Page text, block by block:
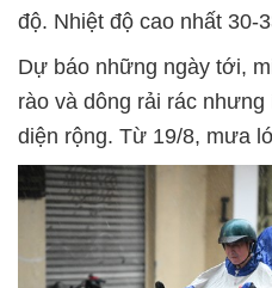
độ. Nhiệt độ cao nhất 30-
Dự báo những ngày tới,
rào và dông rải rác
diện rộng. Từ 19/8, mưa